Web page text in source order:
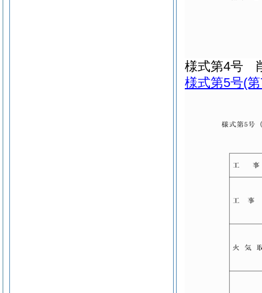
様式第4号
様式第5号(